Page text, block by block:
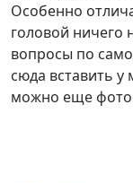
Особенно
головой ничего
вопросы по
сюда вставить у
можно еще